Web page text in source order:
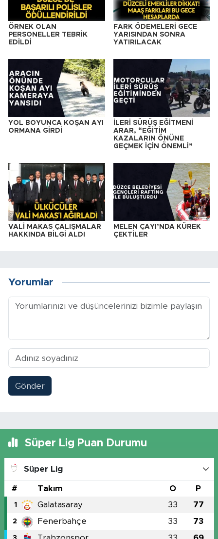
ÖRNEK OLAN
PERSONELLER TEBRİK
EDİLDİ
FARK ÖDEMELERİ GECE
YARISINDAN SONRA
YATIRILACAK
YOL BOYUNCA KOŞAN AYI
ORMANA GİRDİ
İLERİ SÜRÜŞ EĞİTMENİ
ARAR, “EĞİTİM
KAZALARIN ÖNÜNE
GEÇMEK İÇİN ÖNEMLİ”
VALİ MAKAS ÇALIŞMALAR
HAKKINDA BİLGİ ALDI
MELEN ÇAYI’NDA KÜREK
ÇEKTİLER
Yorumlar
Gönder
Süper Lig Puan Durumu
Süper Lig
# Takım O P
1 Galatasaray 33 77
2 Fenerbahçe 33 73